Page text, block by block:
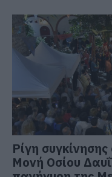
Ρίγη
Μονή Οσίου